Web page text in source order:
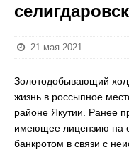
21 мая 2021
Золотодобывающий
жизнь в россыпное
районе Якутии. Ранее
имеющее лицензию на
банкротом в связи с